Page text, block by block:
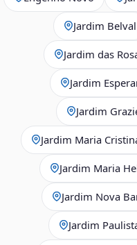
Jardim Belval
Jardim das
Jardim
Jardim
Jardim Maria
Jardim Maria
Jardim Nova
Jardim